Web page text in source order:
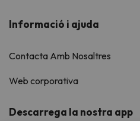
Informació i ajuda
Contacta Amb Nosaltres
Web corporativa
Descarrega la nostra app